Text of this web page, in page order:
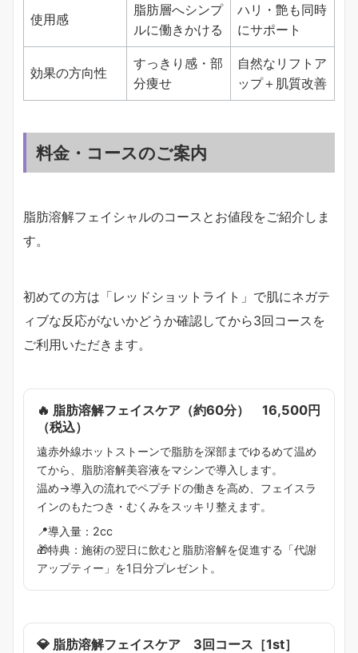
使用感
脂肪層へシンプ
ルに働きかける
ハリ・艶も同時
にサポート
効果の方向性
すっきり感・部
分痩せ
自然なリフトア
ップ＋肌質改善
料金・コースのご案内
脂肪溶解フェイシャルのコースとお値段をご紹介しま
す。
初めての方は「レッドショットライト」で肌にネガテ
ィブな反応がないかどうか確認してから3回コースを
ご利用いただきます。
🔥 脂肪溶解フェイスケア（約60分） 16,500円
（税込）
遠赤外線ホットストーンで脂肪を深部までゆるめて温め
てから、脂肪溶解美容液をマシンで導入します。
温め→導入の流れでペプチドの働きを高め、フェイスラ
インのもたつき・むくみをスッキリ整えます。
📍導入量：2cc
🎁特典：施術の翌日に飲むと脂肪溶解を促進する「代謝
アップティー」を1日分プレゼント。
💎 脂肪溶解フェイスケア 3回コース［1st］